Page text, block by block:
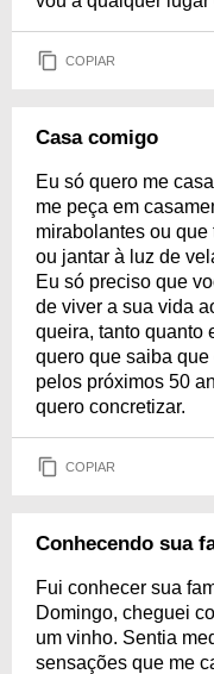
COPIAR
Casa comigo
Eu só quero me
me peça em
mirabolantes ou
ou jantar à luz de
Eu só preciso que
de viver a sua vida
queira, tanto quanto
quero que saiba
pelos próximos 50
quero concretizar.
COPIAR
Conhecendo sua
Fui conhecer sua
Domingo, cheguei
um vinho. Sentia
sensações que me